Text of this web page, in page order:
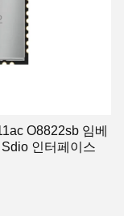
O8822sb 임베
인터페이스